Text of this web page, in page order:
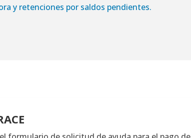
y retenciones por saldos pendientes.